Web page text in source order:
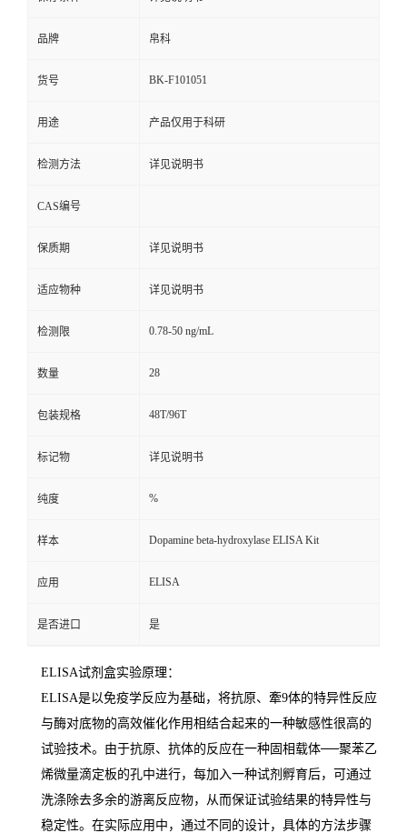
品牌 帛科
货号 BK-F101051
用途 产品仅用于科研
检测方法 详见说明书
CAS编号
保质期 详见说明书
适应物种 详见说明书
检测限 0.78-50 ng/mL
数量 28
包装规格 48T/96T
标记物 详见说明书
纯度 %
样本 Dopamine beta-hydroxylase ELISA Kit
应用 ELISA
是否进口 是
ELISA试剂盒实验原理：
ELISA是以免疫学反应为基础，将抗原、牽9体的特异性反应
与酶对底物的高效催化作用相结合起来的一种敏感性很高的
试验技术。由于抗原、抗体的反应在一种固相载体──聚苯乙
烯微量滴定板的孔中进行，每加入一种试剂孵育后，可通过
洗涤除去多余的游离反应物，从而保证试验结果的特异性与
稳定性。在实际应用中，通过不同的设计，具体的方法步骤